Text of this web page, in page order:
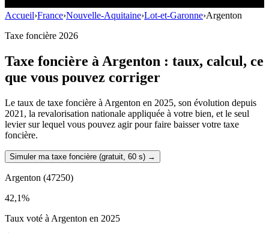
Accueil›France›Nouvelle-Aquitaine›Lot-et-Garonne›Argenton
Taxe foncière 2026
Taxe foncière àArgenton : taux, calcul, ce
que vous pouvez corriger
Le taux de taxe foncière à Argenton en 2025, son évolution depuis
2021, la revalorisation nationale appliquée à votre bien, et le seul
levier sur lequel vous pouvez agir pour faire baisser votre taxe
foncière.
Simuler ma taxe foncière (gratuit, 60 s) →
Argenton (47250)
42,1%
Taux voté à Argenton en 2025